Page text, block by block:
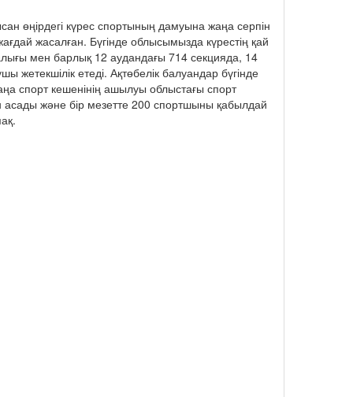
өңірдегі күрес спортының дамуына жаңа серпін
жасалған. Бүгінде облысымызда күрестің қай
мен барлық 12 аудандағы 714 секцияда, 14
етеді. Ақтөбелік балуандар бүгінде
спорт кешенінің ашылуы облыстағы спорт
және бір мезетте 200 спортшыны қабылдай